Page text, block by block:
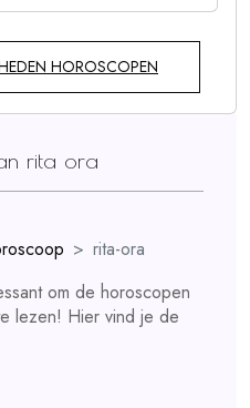
HOROSCOPEN
rita ora
rita-ora
om de horoscopen
lezen! Hier vind je de